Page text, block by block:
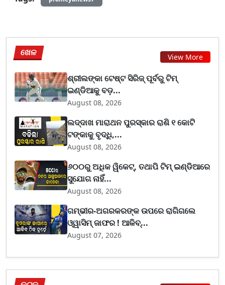
ଖେଳ View More
ଶ୍ରୀଲଙ୍କା ଟେଷ୍ଟ ସିରିଜ୍‌ ପୂର୍ବରୁ ଟିମ୍‌
ଇଣ୍ଡିଆକୁ ବଡ଼...
August 08, 2026
ଲଦ୍ଦାଖ ମାରାଥନ ପୁରସ୍କାର ରାଶି ୧ କୋଟି
ଟଙ୍କାକୁ ବୃଦ୍ଧି,...
August 08, 2026
୬୦୦ରୁ ଅଧିକ ୱିକେଟ୍, ତଥାପି ଟିମ୍ ଇଣ୍ଡିଆରେ
ସୁଯୋଗ ନାହିଁ...
August 08, 2026
ଗମ୍ଭୀର-ଅଗରକରଙ୍କ ଉପରେ ରାଗିଗଲେ
ଓ୍ୱାସିମ୍ ଜାଫର ! ଆକିବ୍...
August 07, 2026